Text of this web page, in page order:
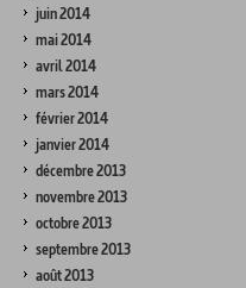
juin 2014
mai 2014
avril 2014
mars 2014
février 2014
janvier 2014
décembre 2013
novembre 2013
octobre 2013
septembre 2013
août 2013